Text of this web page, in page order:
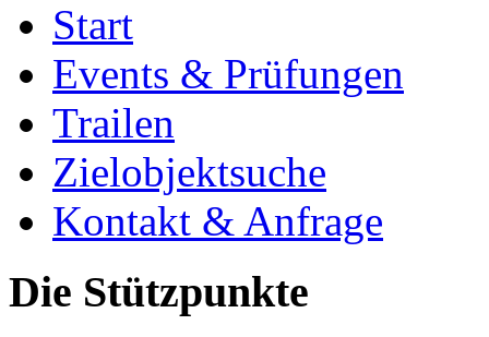
Start
Events & Prüfungen
Trailen
Zielobjektsuche
Kontakt & Anfrage
Die Stützpunkte